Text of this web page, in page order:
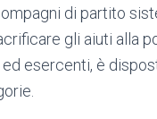
di partito
gli aiuti alla
esercenti, è